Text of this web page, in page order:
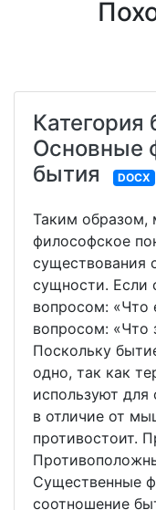
Основные
бытия
DOCX
Таким образом,
философское
существования
сущности. Если
вопросом: «Что
вопросом: «Что
Поскольку
одно, так как
используют для
в отличие от
противостоит.
Существенные
соотношение